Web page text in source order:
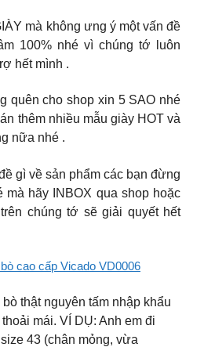
mà không ưng ý một vấn đề
100% nhé vì chúng tớ luôn
hết mình .
quên cho shop xin 5 SAO nhé
thêm nhiều mẫu giày HOT và
nữa nhé .
gì về sản phẩm các bạn đừng
mà hãy INBOX qua shop hoặc
chúng tớ sẽ giải quyết hết
cao cấp Vicado VD0006
thật nguyên tấm nhập khẩu
mái. VÍ DỤ: Anh em đi
43 (chân mỏng, vừa